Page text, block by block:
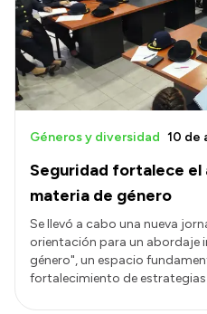
Seguridad fortalece el
materia de género
Géneros y diversidad 10 de
Se llevó a cabo una nueva
orientación para un abordaje
género", un espacio
fortalecimiento de estrategias